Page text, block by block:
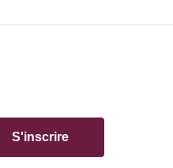
S'inscrire